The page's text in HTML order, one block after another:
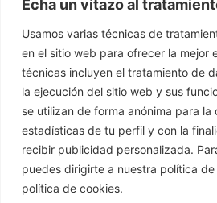
Echa un vitazo al
Usamos varias técnicas de
en el sitio web para ofrecer la mejor
técnicas incluyen el tratamiento de
la ejecución del sitio web y sus
se utilizan de forma anónima para la
estadísticas de tu perfil y con la
recibir publicidad personalizada.
puedes dirigirte a nuestra política
política de cookies.
132 025 ·
info@saproder.com· Catálogos
·
Comunicação
· Trabalhar
connosco